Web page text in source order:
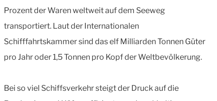
Prozent der Waren weltweit auf dem Seeweg
transportiert. Laut der Internationalen
Schifffahrtskammer sind das elf Milliarden Tonnen Güter
pro Jahr oder 1,5 Tonnen pro Kopf der Weltbevölkerung.
Bei so viel Schiffsverkehr steigt der Druck auf die